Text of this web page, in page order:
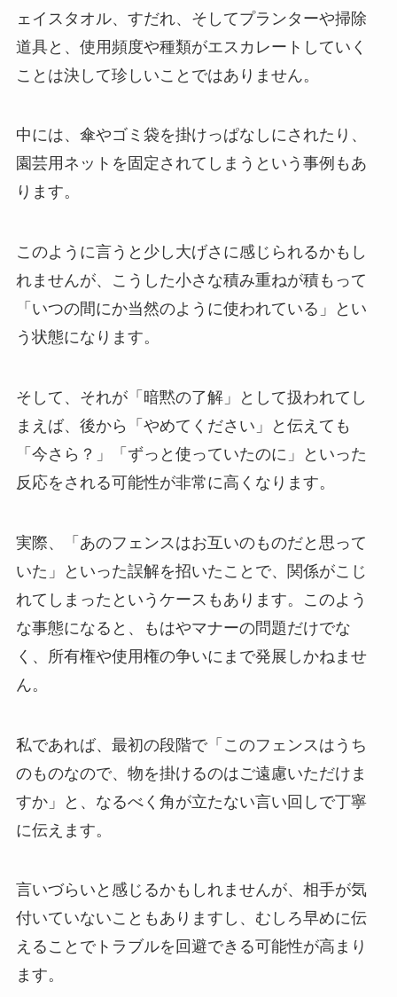
ェイスタオル、すだれ、そしてプランターや掃除
道具と、使用頻度や種類がエスカレートしていく
ことは決して珍しいことではありません。
中には、傘やゴミ袋を掛けっぱなしにされたり、
園芸用ネットを固定されてしまうという事例もあ
ります。
このように言うと少し大げさに感じられるかもし
れませんが、こうした小さな積み重ねが積もって
「いつの間にか当然のように使われている」とい
う状態になります。
そして、それが「暗黙の了解」として扱われてし
まえば、後から「やめてください」と伝えても
「今さら？」「ずっと使っていたのに」といった
反応をされる可能性が非常に高くなります。
実際、「あのフェンスはお互いのものだと思って
いた」といった誤解を招いたことで、関係がこじ
れてしまったというケースもあります。このよう
な事態になると、もはやマナーの問題だけでな
く、所有権や使用権の争いにまで発展しかねませ
ん。
私であれば、最初の段階で「このフェンスはうち
のものなので、物を掛けるのはご遠慮いただけま
すか」と、なるべく角が立たない言い回しで丁寧
に伝えます。
言いづらいと感じるかもしれませんが、相手が気
付いていないこともありますし、むしろ早めに伝
えることでトラブルを回避できる可能性が高まり
ます。